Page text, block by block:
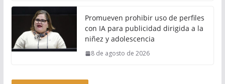
Promueven prohibir uso de perfiles
con IA para publicidad dirigida a la
niñez y adolescencia
8 de agosto de 2026